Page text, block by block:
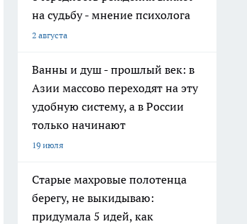
на судьбу - мнение психолога
2 августа
Ванны и душ - прошлый век: в
Азии массово переходят на эту
удобную систему, а в России
только начинают
19 июля
Старые махровые полотенца
берегу, не выкидываю:
придумала 5 идей, как